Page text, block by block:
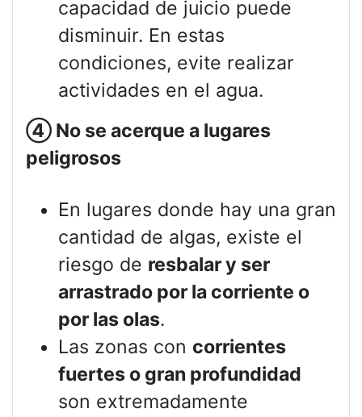
capacidad de juicio puede
disminuir. En estas
condiciones, evite realizar
actividades en el agua.
④ No se acerque a lugares
peligrosos
En lugares donde hay una gran
cantidad de algas, existe el
riesgo de resbalar y ser
arrastrado por la corriente o
por las olas.
Las zonas con corrientes
fuertes o gran profundidad
son extremadamente